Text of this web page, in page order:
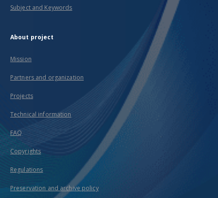
Subject and Keywords
About project
Mission
Partners and organization
Projects
Technical information
FAQ
Copyrights
Regulations
Preservation and archive policy